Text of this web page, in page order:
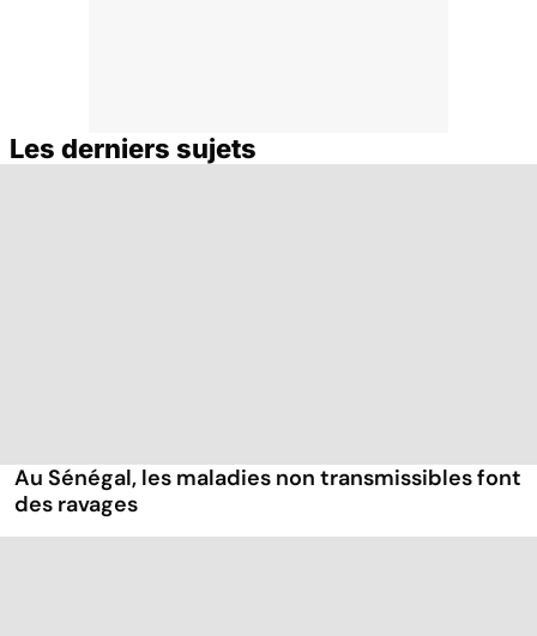
Les derniers sujets
Au Sénégal, les maladies non transmissibles font
des ravages